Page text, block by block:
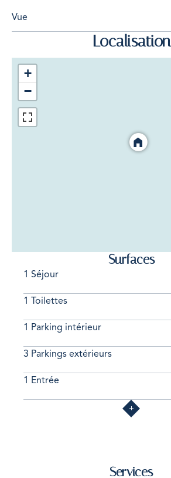
Vue
Localisation
+
−
Surfaces
1 Séjour
1 Toilettes
1 Parking intérieur
3 Parkings extérieurs
1 Entrée
Services